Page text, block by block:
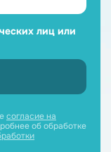
лиц или
согласие на
об обработке